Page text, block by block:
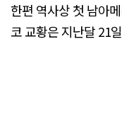
한편 역사상 첫 남아
코 교황은 지난달 21